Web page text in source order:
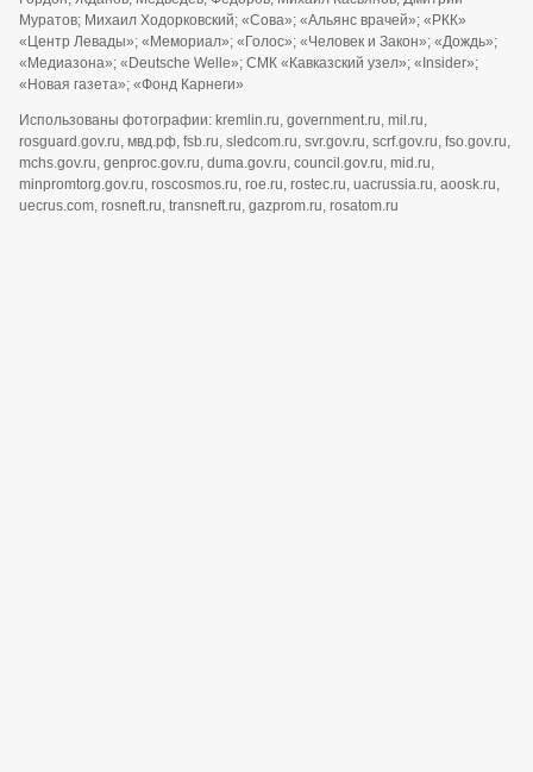
Муратов; Михаил Ходорковский; «Сова»; «Альянс врачей»; «РКК»
«Центр Левады»; «Мемориал»; «Голос»; «Человек и Закон»; «Дождь»;
«Медиазона»; «Deutsche Welle»; СМК «Кавказский узел»; «Insider»;
«Новая газета»; «Фонд Карнеги»
Использованы фотографии: kremlin.ru, government.ru, mil.ru,
rosguard.gov.ru, мвд.рф, fsb.ru, sledcom.ru, svr.gov.ru, scrf.gov.ru, fso.gov.ru,
mchs.gov.ru, genproc.gov.ru, duma.gov.ru, council.gov.ru, mid.ru,
minpromtorg.gov.ru, roscosmos.ru, roe.ru, rostec.ru, uacrussia.ru, aoosk.ru,
uecrus.com, rosneft.ru, transneft.ru, gazprom.ru, rosatom.ru